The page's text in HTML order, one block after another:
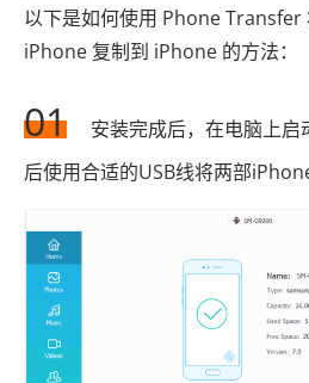
以下是如何使用 Phone Transfer
iPhone 复制到 iPhone 的方法：
01
安装完成后，在电脑上
后使用合适的USB线将两部